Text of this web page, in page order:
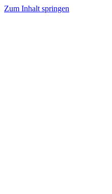
Zum Inhalt springen